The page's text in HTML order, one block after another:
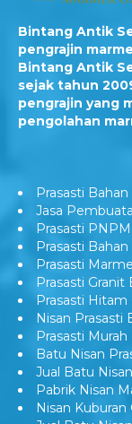
Bintang Antik
pengrajin
Bintang Antik
sejak tahun
pengrajin yang
Prasasti Bahan
Jasa
Prasasti PNPM
Prasasti
Prasasti
Prasasti Granit
Prasasti Hitam
Nisan Prasasti
Prasasti Murah
Batu Nisan
Jual Batu Nisan
Pabrik Nisan